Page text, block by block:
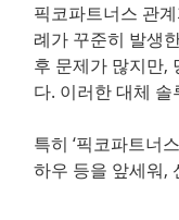
픽코파트너스 관
례가 꾸준히 발생
후 문제가 많지만,
다. 이러한 대체
특히 ‘픽코파트너
하우 등을 앞세워,